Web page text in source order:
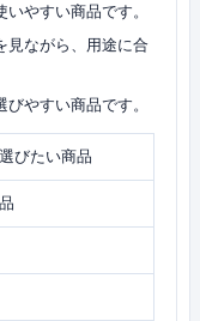
やすい商品です。
見ながら、用途に合
やすい商品です。
びたい商品